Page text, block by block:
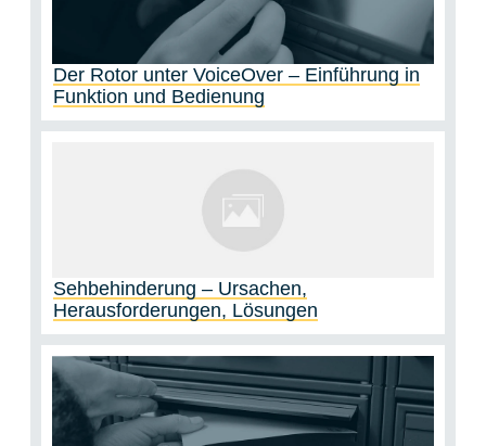
Der Rotor unter VoiceOver – Einführung in
Funktion und Bedienung
Sehbehinderung – Ursachen,
Herausforderungen, Lösungen